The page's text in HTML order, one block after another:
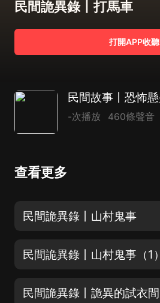
民間詭異錄丨打馬車
打開APP收聽
-次播放 460條聲音
查看更多
民間詭異錄丨山村鬼事
民間詭異錄丨山村鬼事（1）
民間詭異錄丨詭異的試衣間